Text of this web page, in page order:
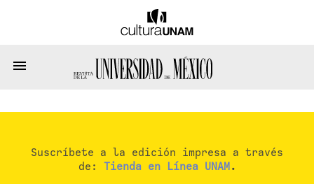
Suscríbete a la edición impresa a través
de: Tienda en Línea UNAM.